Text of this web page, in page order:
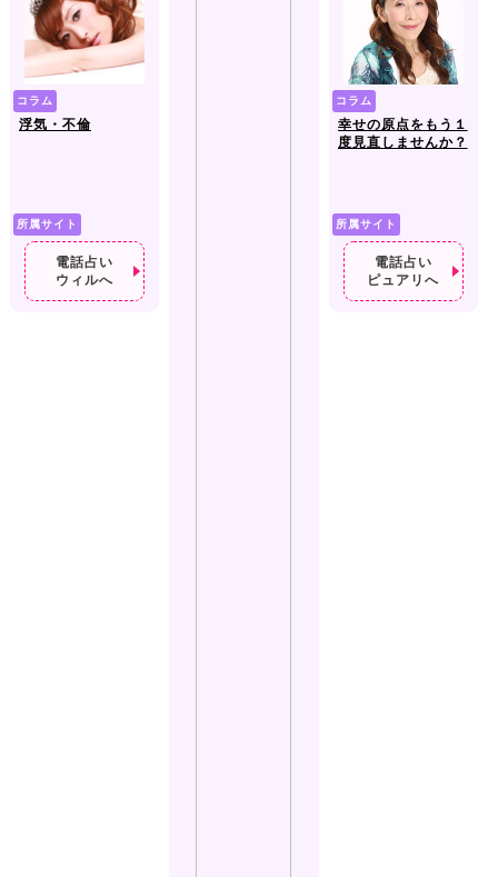
コラム
浮気・不倫
所属サイト
電話占い
ウィルへ
コラム
幸せの原点をもう１
度見直しませんか？
所属サイト
電話占い
ピュアリへ